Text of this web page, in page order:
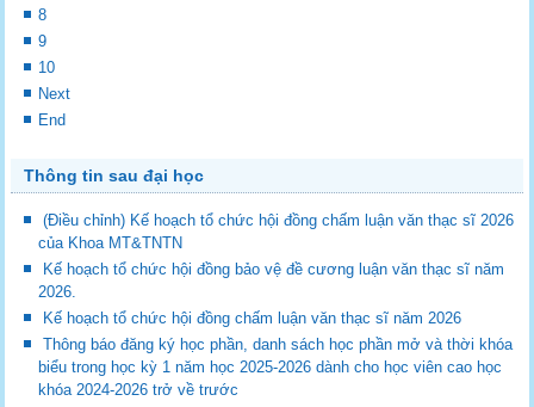
8
9
10
Next
End
Thông tin sau đại học
(Điều chỉnh) Kế hoạch tổ chức hội đồng chấm luận văn thạc sĩ 2026
của Khoa MT&TNTN
Kế hoạch tổ chức hội đồng bảo vệ đề cương luận văn thạc sĩ năm
2026.
Kế hoạch tổ chức hội đồng chấm luận văn thạc sĩ năm 2026
Thông báo đăng ký học phần, danh sách học phần mở và thời khóa
biểu trong học kỳ 1 năm học 2025-2026 dành cho học viên cao học
khóa 2024-2026 trở về trước